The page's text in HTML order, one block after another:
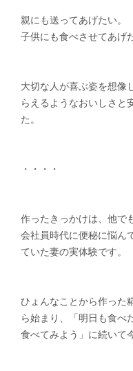
親にも送ってあげたい。
子供にも食べさせてあげ
大切な人が喜ぶ姿を想像
らえるようなおいしさと
た。
・・・・
作ったきっかけは、他で
会社員時代に便秘に悩ん
ていた妻の実体験です。
ひょんなことから作った
ら始まり、「明日も食べ
食べてみよう」に続いて